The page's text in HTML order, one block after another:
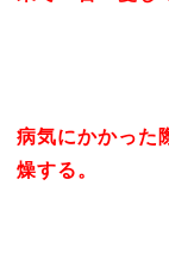
病気にかかった
燥する。